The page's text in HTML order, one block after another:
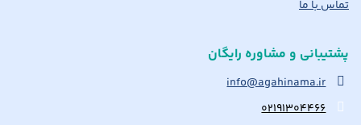
تماس با ما
پشتیبانی و مشاوره رایگان
info@agahinama.ir
۰۲۱۹۱۳۰۴۴۶۶